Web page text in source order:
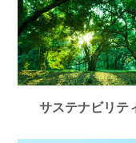
サステナビリテ